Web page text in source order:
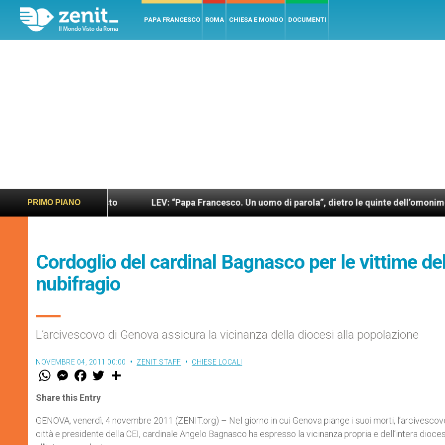
PAPA FRANCESCO ROMA CHIESA E MONDO DOCUMENTI
PRIMO PIANO
più sano e giusto LEV: “Papa Francesco. Un uomo di parola”, dietro le quinte dell’omonimo film di
Cordoglio del cardinal Bagnasco per le vittime
nubifragio
L’arcivescovo di Genova assicura la vicinanza della diocesi alla popolazione
NOVEMBRE 04, 2011 00:00 ZENIT STAFF CHIESE LOCALI
W
t
s
p
p
M
e
s
e
g
e
r
F
a
e
b
o
k
w
r
Share this Entry
GENOVA, venerdì, 4 novembre 2011 (ZENIT.org) – Nel giorno in cui Genova piange i suoi morti,
città e presidente della CEI, cardinale Angelo Bagnasco ha espresso la vicinanza propria e dell’intera